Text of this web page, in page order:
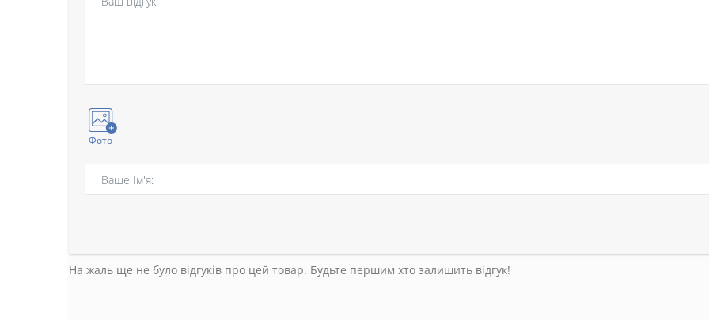
Фото
На жаль ще не було відгуків про цей товар. Будьте першим хто залишить відгук!